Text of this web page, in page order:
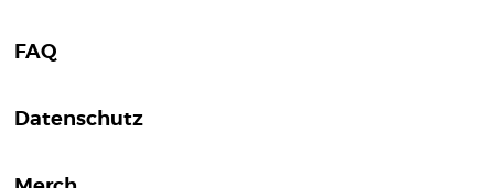
FAQ
Datenschutz